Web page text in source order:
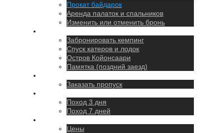
Прокат байдарок
Аренда палаток и спальников
Изменить или отменить бронь
Забронировать кемпинг
Спуск катеров и лодок
Остров Койонсаари
Памятка (поздний заезд)
Заказать пропуск
Поход 3 дня
Поход 7 дней
Цены